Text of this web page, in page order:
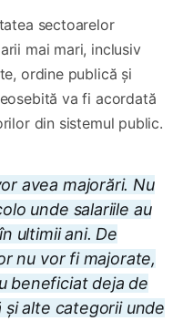
sectoarelor
mai mari, inclusiv
ordine publică și
va fi acordată
din sistemul public.
avea majorări. Nu
unde salariile au
ultimii ani. De
nu vor fi majorate,
beneficiat deja de
alte categorii unde